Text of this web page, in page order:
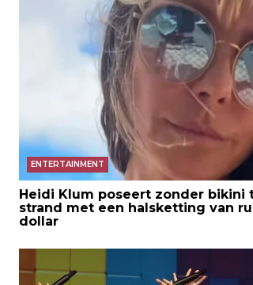
ENTERTAINMENT
Heidi Klum poseert zonder bikini
strand met een halsketting van
dollar